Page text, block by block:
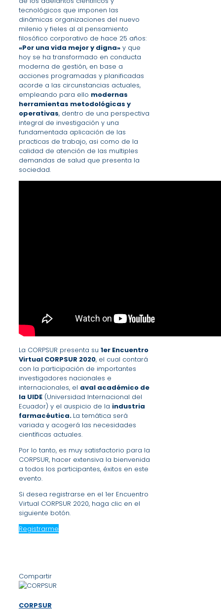
tecnológicos que imponen las
dinámicas organizaciones del nuevo
milenio y fieles al al pensamiento
filosófico corporativo de hace 25 años:
«Por una vida mejor y digna» y que
hoy se ha transformado en conducta
moderna de gestión, en base a
acciones programadas y planificadas
acorde a las circunstancias actuales,
empleando para ello modernas
herramientas metodológicas y
operativas, dentro de una perspectiva
integral de investigación y una
fundamentada aplicación de las
practicas de trabajo, asi como de la
calidad de atención de las multiples
demandas de salud que presenta la
sociedad.
La CORPSUR presenta su 1er Encuentro
Virtual CORPSUR 2020, el cual contará
con la participación de importantes
investigadores nacionales e
internacionales, el aval académico de
la UIDE (Universidad Internacional del
Ecuador) y el auspicio de la industria
farmacéutica. La temática será
variada y acogerá las necesidades
científicas actuales.
Por lo tanto, es muy satisfactorio para la
CORPSUR, hacer extensiva la bienvenida
a todos los participantes, éxitos en este
evento.
Si desea registrarse en el 1er Encuentro
Virtual CORPSUR 2020, haga clic en el
siguiente botón.
Registrarme
Compartir
CORPSUR